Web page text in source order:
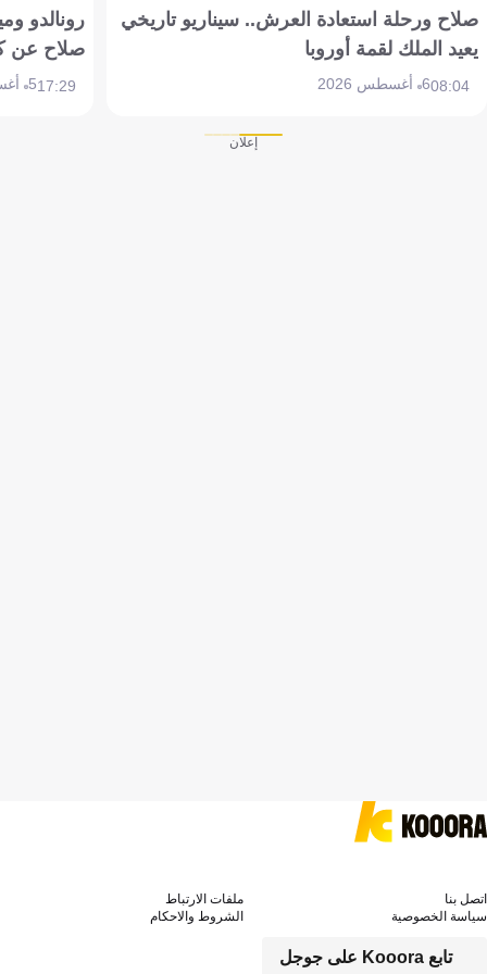
صلاح ورحلة استعادة العرش.. سيناريو تاريخي
يعيد الملك لقمة أوروبا
08:046 أغسطس 2026
رونالدو
صلاح عن
17:295 أغسطس 2026
إعلان
تابع Kooora على جوجل
اتصل بنا
ملفات الارتباط
سياسة الخصوصية
الشروط والاحكام